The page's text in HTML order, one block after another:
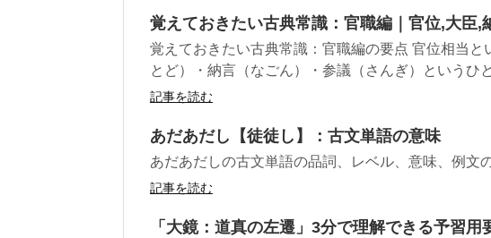
覚えておきたい古典常識：官職編｜官位,大臣,
覚えておきたい古典常識：官職編の要点 官位相当
とど）・納言（なごん）・参議（さんぎ）というひ
記事を読む
あだあだし【徒徒し】：古文単語の意味
あだあだしの古文単語の品詞、レベル、意味、例文
記事を読む
「大鏡：道真の左遷」3分で理解できる予習用